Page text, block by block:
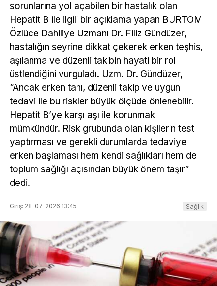
sorunlarına yol açabilen bir hastalık olan
Hepatit B ile ilgili bir açıklama yapan BURTOM
Özlüce Dahiliye Uzmanı Dr. Filiz Gündüzer,
hastalığın seyrine dikkat çekerek erken teşhis,
aşılanma ve düzenli takibin hayati bir rol
üstlendiğini vurguladı. Uzm. Dr. Gündüzer,
“Ancak erken tanı, düzenli takip ve uygun
tedavi ile bu riskler büyük ölçüde önlenebilir.
Hepatit B’ye karşı aşı ile korunmak
mümkündür. Risk grubunda olan kişilerin test
yaptırması ve gerekli durumlarda tedaviye
erken başlaması hem kendi sağlıkları hem de
toplum sağlığı açısından büyük önem taşır”
dedi.
Giriş: 28-07-2026 13:45 Sağlık